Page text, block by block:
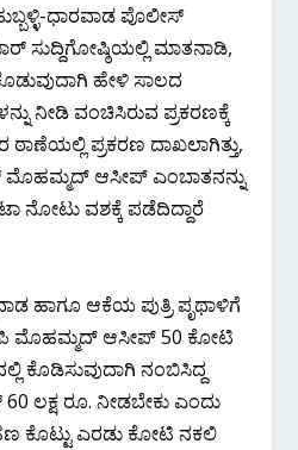
ಧಾರವಾಡ ಪೊಲೀಸ್
ಸುದ್ದಿಗೋಷ್ಠಿಯಲ್ಲಿ ಮಾತನಾಡಿ,
ಹೇಳಿ ಸಾಲದ
ನೀಡಿ ವಂಚಿಸಿರುವ ಪ್ರಕರಣಕ್ಕೆ
ಪ್ರಕರಣ ದಾಖಲಾಗಿತ್ತು,
ಆಸೀಪ್ ಎಂಬಾತನನ್ನು
ನೋಟು ವಶಕ್ಕೆ ಪಡೆದಿದ್ದಾರೆ
ಹಾಗೂ ಆಕೆಯ ಪುತ್ರಿ ಪೃಥಾಳಿಗೆ
ಮೊಹಮ್ಮದ್ ಆಸೀಪ್ 50 ಕೋಟಿ
ಕೊಡಿಸುವುದಾಗಿ ನಂಬಿಸಿದ್ದ
ಲಕ್ಷ ರೂ. ನೀಡಬೇಕು ಎಂದು
ಕೊಟ್ಟು ಎರಡು ಕೋಟಿ ನಕಲಿ